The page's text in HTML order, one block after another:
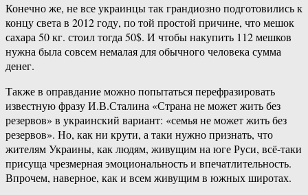
Конечно же, не все украинцы так грандиозно подготовились к
концу света в 2012 году, по той простой причине, что мешок
сахара 50 кг. стоил тогда 50$. И чтобы накупить 112 мешков
нужна была совсем немалая для обычного человека сумма
денег.
Также в оправдание можно попытаться перефразировать
известную фразу И.В.Сталина «Страна не может жить без
резервов» в украинский вариант: «семья не может жить без
резервов». Но, как ни крути, а таки нужно признать, что
жителям Украины, как людям, живущим на юге Руси, всё-таки
присуща чрезмерная эмоциональность и впечатлительность.
Впрочем, наверное, как и всем живущим в южных широтах.